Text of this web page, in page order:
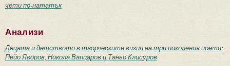
чети по-нататък
Анализи
Децата и детството в творческите визии на три поколения поети:
Пейо Яворов, Никола Вапцаров и Таньо Клисуров